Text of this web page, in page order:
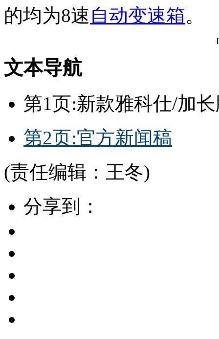
的均为8速 自动变速箱。
文本导航
第1页:新款雅科仕/加
第2页:官方新闻稿
(责任编辑：王冬)
分享到：